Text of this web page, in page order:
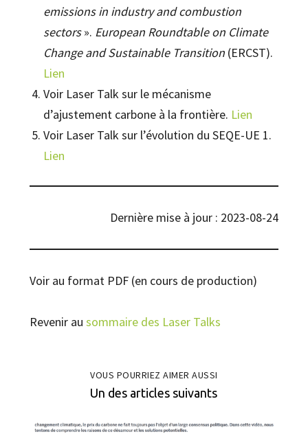
emissions in industry and combustion
sectors». European Roundtable on Climate
Change and Sustainable Transition(ERCST).
Lien
Voir Laser Talk sur le mécanisme
d’ajustement carbone à la frontière. Lien
Voir Laser Talk sur l’évolution du SEQE-UE 1.
Lien
Dernière mise à jour : 2023-08-24
Voir au format PDF (en cours de production)
Revenir au sommaire des Laser Talks
VOUS POURRIEZ AIMER AUSSI
Un des articles suivants